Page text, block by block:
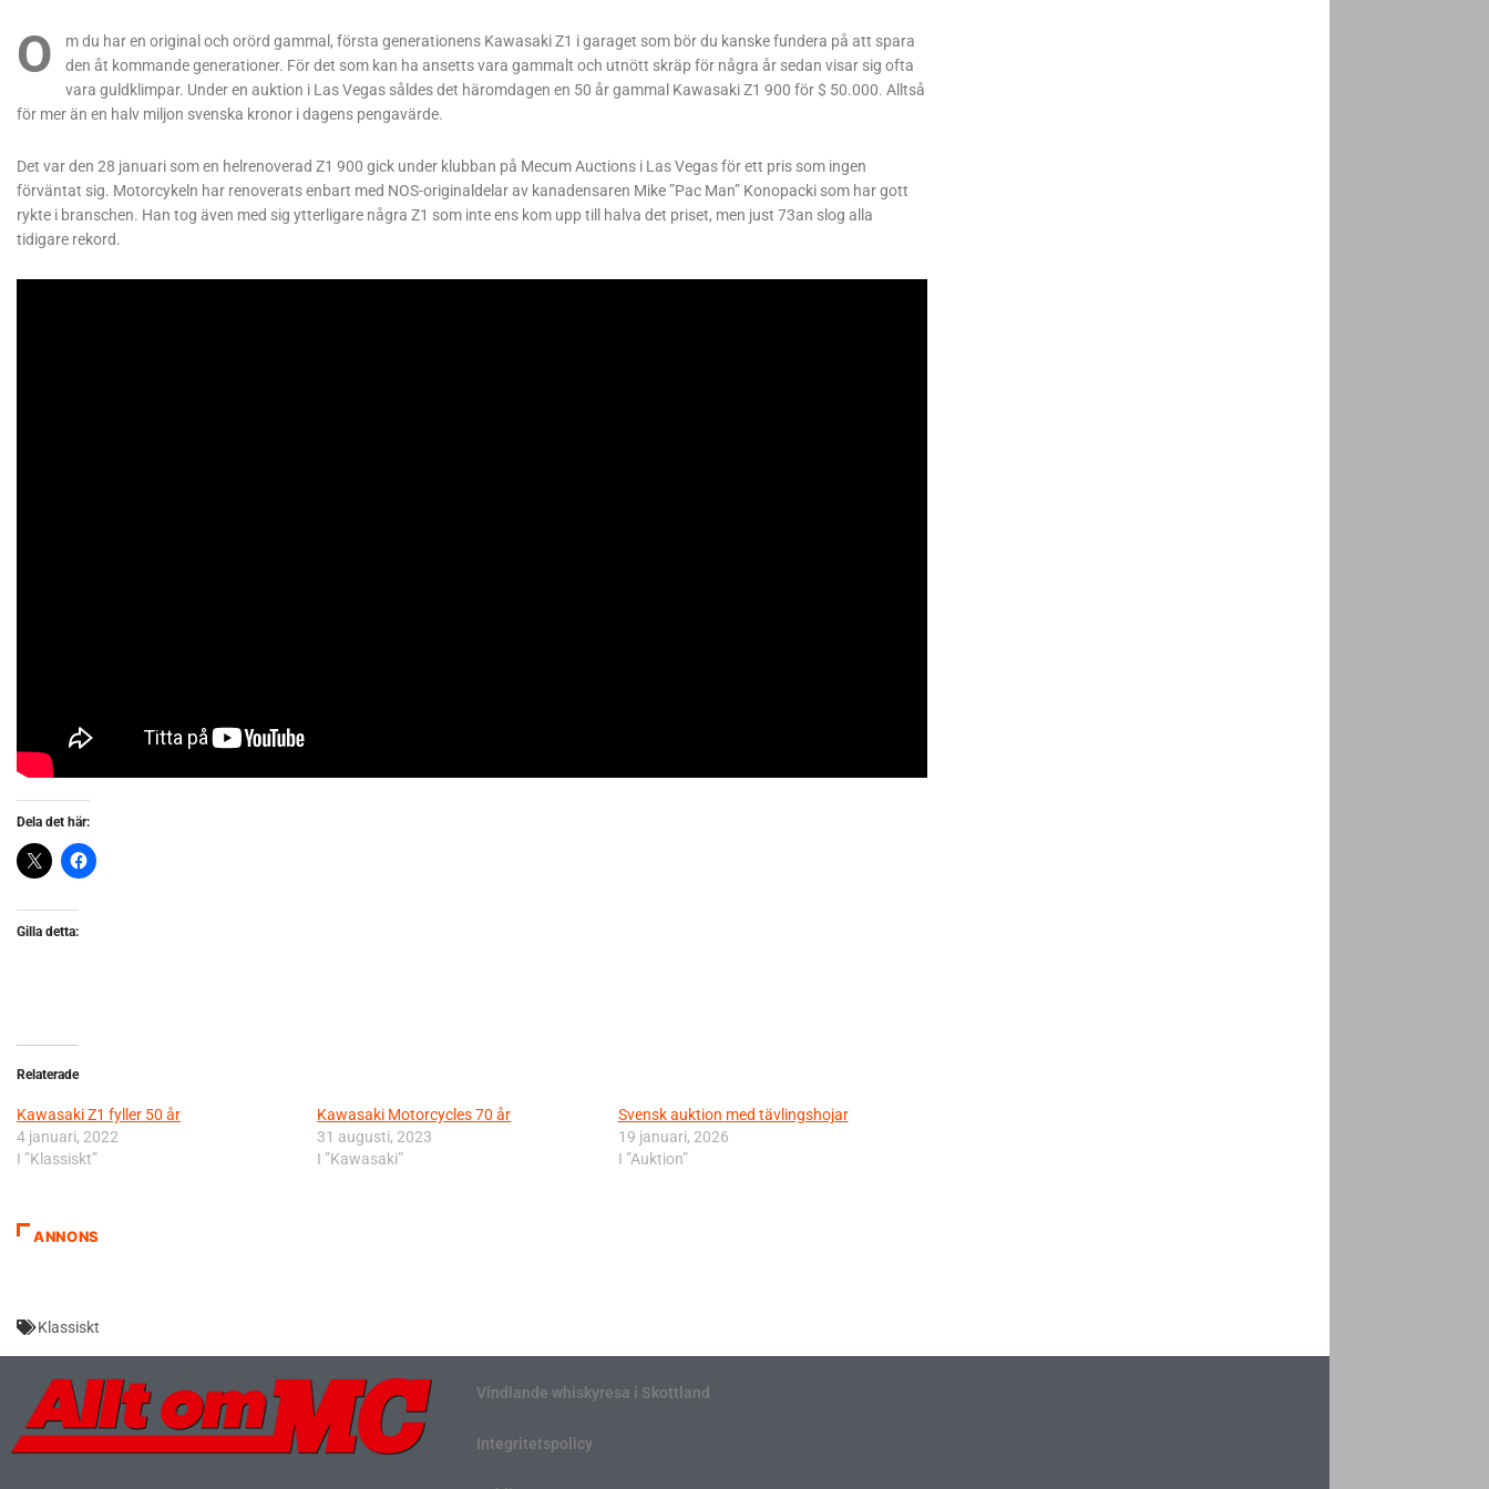
O
m du har en original och orörd gammal, första generationens Kawasaki Z1 i garaget som bör du kanske fundera på att spara
den åt kommande generationer. För det som kan ha ansetts vara gammalt och utnött skräp för några år sedan visar sig ofta
vara guldklimpar. Under en auktion i Las Vegas såldes det häromdagen en 50 år gammal Kawasaki Z1 900 för $ 50.000. Alltså
för mer än en halv miljon svenska kronor i dagens pengavärde.
Det var den 28 januari som en helrenoverad Z1 900 gick under klubban på Mecum Auctions i Las Vegas för ett pris som ingen
förväntat sig. Motorcykeln har renoverats enbart med NOS-originaldelar av kanadensaren Mike ”Pac Man” Konopacki som har gott
rykte i branschen. Han tog även med sig ytterligare några Z1 som inte ens kom upp till halva det priset, men just 73an slog alla
tidigare rekord.
Dela det här:
Gilla detta:
Relaterade
Kawasaki Z1 fyller 50 år
4 januari, 2022
I ”Klassiskt”
Kawasaki Motorcycles 70 år
31 augusti, 2023
I ”Kawasaki”
Svensk auktion med tävlingshojar
19 januari, 2026
I ”Auktion”
ANNONS
Klassiskt
Vindlande whiskyresa i Skottland
Integritetspolicy